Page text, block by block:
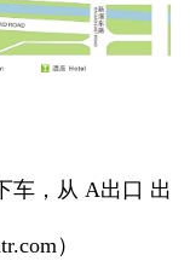
车，从 A出口 出
）